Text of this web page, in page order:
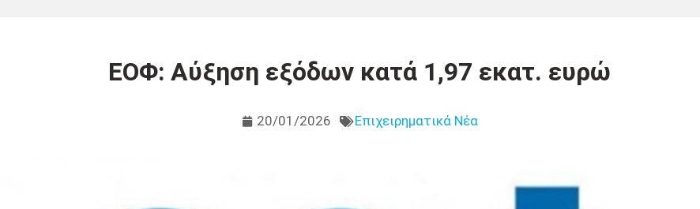
ΕΟΦ: Αύξηση εξόδων κατά 1,97 εκατ. ευρώ
20/01/2026 Επιχειρηματικά Νέα